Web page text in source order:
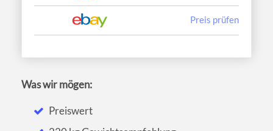
Preis prüfen
Was wir mögen:
Preiswert